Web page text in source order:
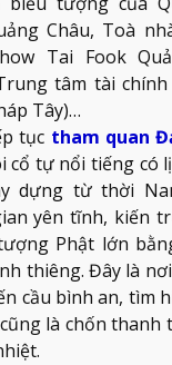
Châu, Toà
Tai Fook
tâm tài chính
Tây)…
tục tham quan
cổ tự nổi tiếng có
dựng từ thời
yên tĩnh, kiến
Phật lớn
thiêng. Đây là
cầu bình an, tìm
là chốn